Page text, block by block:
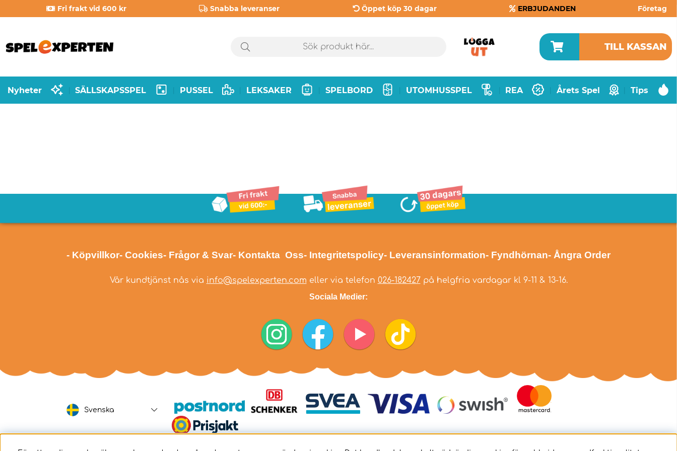
Fri frakt vid 600 kr Snabba leveranser Öppet köp 30 dagar ERBJUDANDEN Företag
TILL KASSAN
Nyheter SÄLLSKAPSSPEL PUSSEL LEKSAKER SPELBORD UTOMHUSSPEL REA Årets Spel Tips
- Köpvillkor- Cookies- Frågor & Svar- Kontakta Oss- Integritetspolicy- Leveransinformation- Fyndhörnan- Ångra Order
Vår kundtjänst nås via info@spelexperten.com eller via telefon 026-182427på helgfria vardagar kl 9-11 & 13-16.
Sociala Medier:
Svenska